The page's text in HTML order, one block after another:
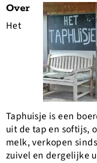
Over
Het
Taphuisje is een
uit de tap en softijs,
melk, verkopen
zuivel en dergelijke